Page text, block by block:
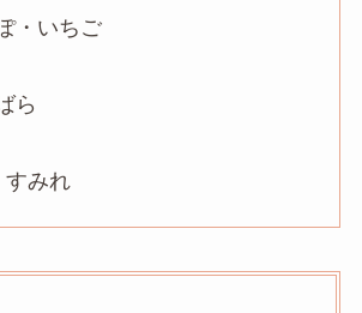
・いちご
ら
すみれ